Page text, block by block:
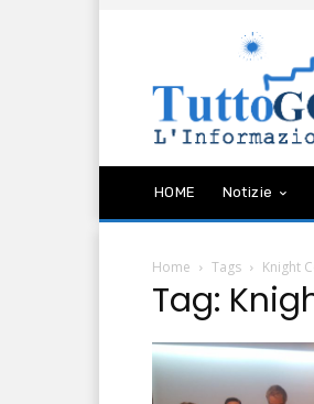
HOME Notizie
Home Tags Knight
Tag: